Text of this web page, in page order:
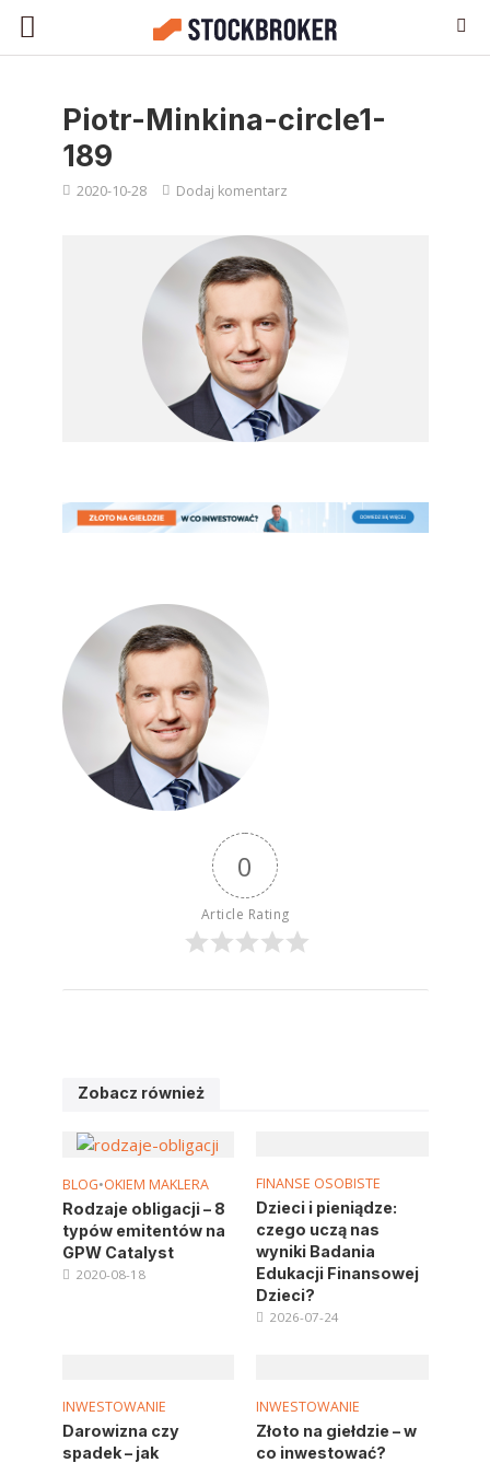
Piotr-Minkina-circle1-
189
2020-10-28 Dodaj komentarz
0
Article Rating
Zobacz również
BLOG•OKIEM MAKLERA
Rodzaje obligacji – 8
typów emitentów na
GPW Catalyst
2020-08-18
FINANSE OSOBISTE
Dzieci i pieniądze:
czego uczą nas
wyniki Badania
Edukacji Finansowej
Dzieci?
2026-07-24
INWESTOWANIE
Darowizna czy
spadek – jak
INWESTOWANIE
Złoto na giełdzie – w
co inwestować?